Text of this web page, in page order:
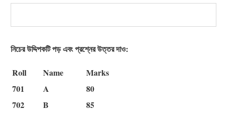
নিচের উদ্দিপকটি পড় এবং প্রশ্নের উত্তর দাও:
Roll Name
Marks
701
A
80
702
B
85